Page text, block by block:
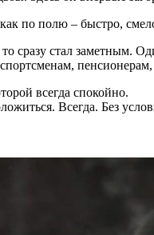
по полю – быстро,
сразу стал заметным.
всегда спокойно.
Всегда. Без